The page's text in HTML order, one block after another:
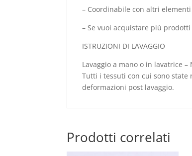
– Coordinabile con altri
– Se vuoi acquistare più
ISTRUZIONI DI LAVAGGIO
Lavaggio a mano o in lavatrice –
Tutti i tessuti con cui sono
deformazioni post lavaggio.
Prodotti correlati